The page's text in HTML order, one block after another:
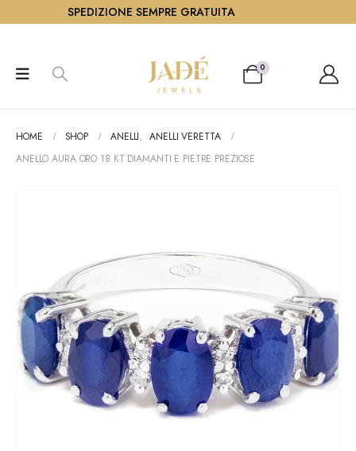
SPEDIZIONE SEMPRE GRATUITA
0
HOME SHOP ANELLI, ANELLI VERETTA
ANELLO AURA ORO 18 KT DIAMANTI E PIETRE PREZIOSE